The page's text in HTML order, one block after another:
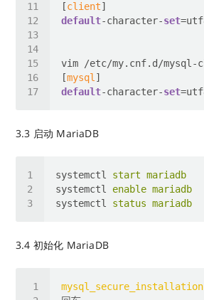
[client
default-character-set
[mysql
default-character-set
3.3 启动 MariaDB
systemctl
start mariadb
systemctl
enable mariadb
systemctl
status mariadb
3.4 初始化 MariaDB
mysql_secure_installation